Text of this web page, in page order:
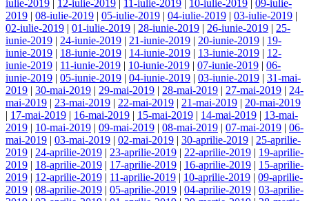
iulie-2019 | 12-iulie-2019 | 11-iulie-2019 | 10-iulie-2019 | 09-iulie-
2019 | 08-iulie-2019 | 05-iulie-2019 | 04-iulie-2019 | 03-iulie-2019 |
02-iulie-2019 | 01-iulie-2019 | 28-iunie-2019 | 26-iunie-2019 | 25-
iunie-2019 | 24-iunie-2019 | 21-iunie-2019 | 20-iunie-2019 | 19-
iunie-2019 | 18-iunie-2019 | 14-iunie-2019 | 13-iunie-2019 | 12-
iunie-2019 | 11-iunie-2019 | 10-iunie-2019 | 07-iunie-2019 | 06-
iunie-2019 | 05-iunie-2019 | 04-iunie-2019 | 03-iunie-2019 | 31-mai-
2019 | 30-mai-2019 | 29-mai-2019 | 28-mai-2019 | 27-mai-2019 | 24-
mai-2019 | 23-mai-2019 | 22-mai-2019 | 21-mai-2019 | 20-mai-2019
| 17-mai-2019 | 16-mai-2019 | 15-mai-2019 | 14-mai-2019 | 13-mai-
2019 | 10-mai-2019 | 09-mai-2019 | 08-mai-2019 | 07-mai-2019 | 06-
mai-2019 | 03-mai-2019 | 02-mai-2019 | 30-aprilie-2019 | 25-aprilie-
2019 | 24-aprilie-2019 | 23-aprilie-2019 | 22-aprilie-2019 | 19-aprilie-
2019 | 18-aprilie-2019 | 17-aprilie-2019 | 16-aprilie-2019 | 15-aprilie-
2019 | 12-aprilie-2019 | 11-aprilie-2019 | 10-aprilie-2019 | 09-aprilie-
2019 | 08-aprilie-2019 | 05-aprilie-2019 | 04-aprilie-2019 | 03-aprilie-